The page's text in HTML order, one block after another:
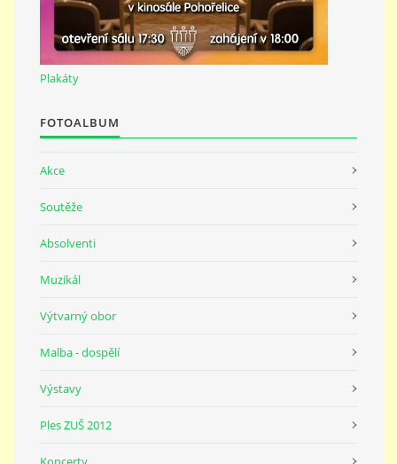
ZUŠ Pohořelice
Školní 462
Pohořelice
© 2026 eStránky.cz
Plakáty
FOTOALBUM
Akce
Soutěže
Absolventi
Muzikál
Výtvarný obor
Malba - dospělí
Výstavy
Ples ZUŠ 2012